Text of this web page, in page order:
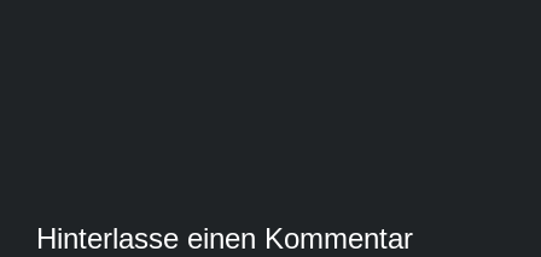
Hinterlasse einen Kommentar